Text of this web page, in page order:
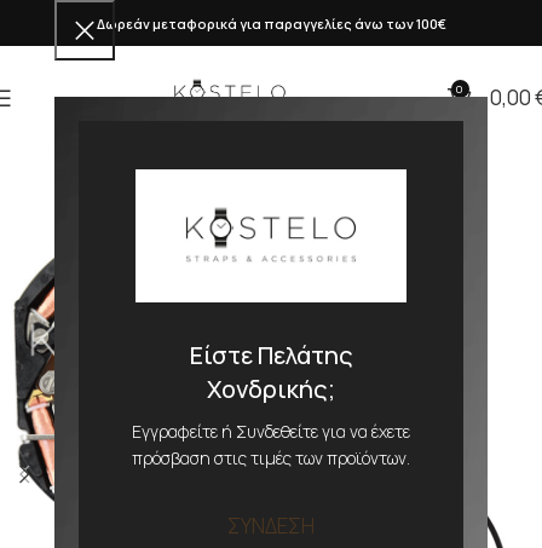
Είστε Πελάτης
Χονδρικής;
Εγγραφείτε ή Συνδεθείτε για να έχετε
πρόσβαση στις τιμές των προϊόντων.
ΣΥΝΔΕΣΗ
Δωρεάν μεταφορικά για παραγγελίες άνω των 100€
0 0,00